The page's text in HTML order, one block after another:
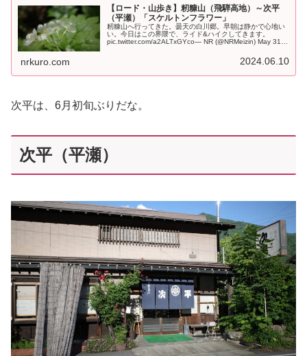
【ロード・山歩き】籾糠山（飛騨高地）～次平
（平瀬）「スケルトンフラワー」
籾糠山へ行ってきた。曇天の白川郷。早朝は静かで心地い
い。今日はこの界隈で、ライド&ハイクしてきます。
pic.twitter.com/a2ALTxGYco— NR (@NRMeizin) May 31,
nrkuro.com 2024.06.10
次平は、6月初旬ぶりだな。
次平（平瀬）